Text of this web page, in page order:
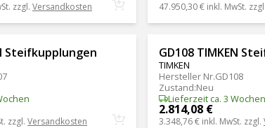
zzgl. Versandkosten 47.950,30 € inkl. MwSt. zzgl.
Steifkupplungen
zzgl. Versandkosten
GD108 TIMKEN
TIMKEN
Hersteller Nr.GD108
Zustand:Neu
Lieferzeit ca. 3 Wochen
2.814,08 €
3.348,76 € inkl. MwSt. zzgl.